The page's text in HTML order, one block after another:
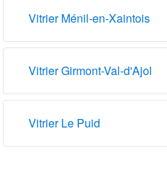
Vitrier Ménil-en-Xaintois
Vitrier Girmont-Val-d'Ajol
Vitrier Le Puid